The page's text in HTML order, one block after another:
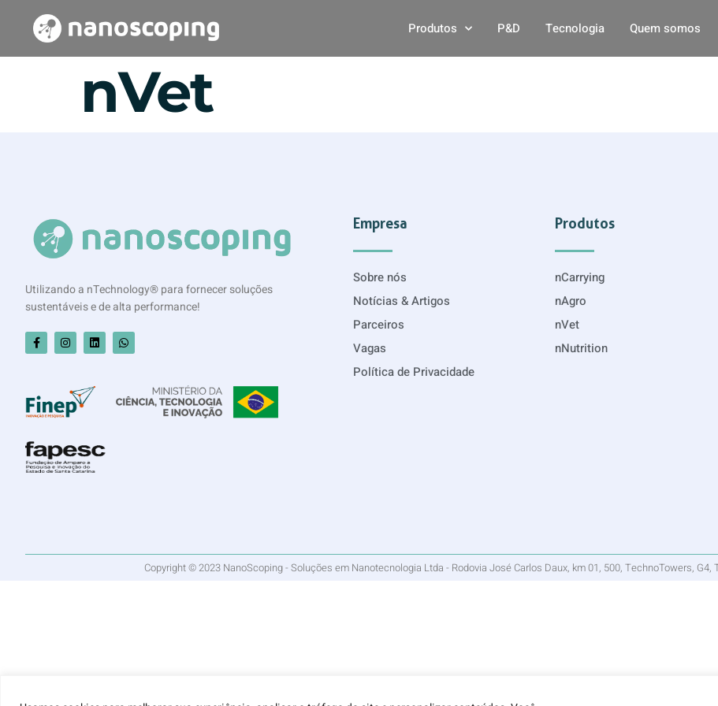
Produtos P&D Tecnologia Quem somos
nVet
Utilizando a nTechnology® para fornecer soluções
sustentáveis e de alta performance!
Empresa
Sobre nós
Notícias & Artigos
Parceiros
Vagas
Política de Privacidade
Produtos
nCarrying
nAgro
nVet
nNutrition
Copyright © 2023 NanoScoping - Soluções em Nanotecnologia Ltda - Rodovia José Carlos Daux, km 01, 500, TechnoTowers, G4,